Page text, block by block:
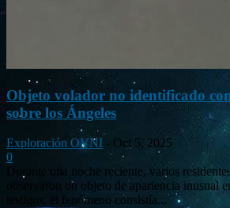
Objeto volador no identificado
sobre los Ángeles
Exploración OVNI - Oct 5, 2025
0
Durante una noche reciente, varios
observaron un objeto de apariencia inusual
testigos, el fenómeno consistía...